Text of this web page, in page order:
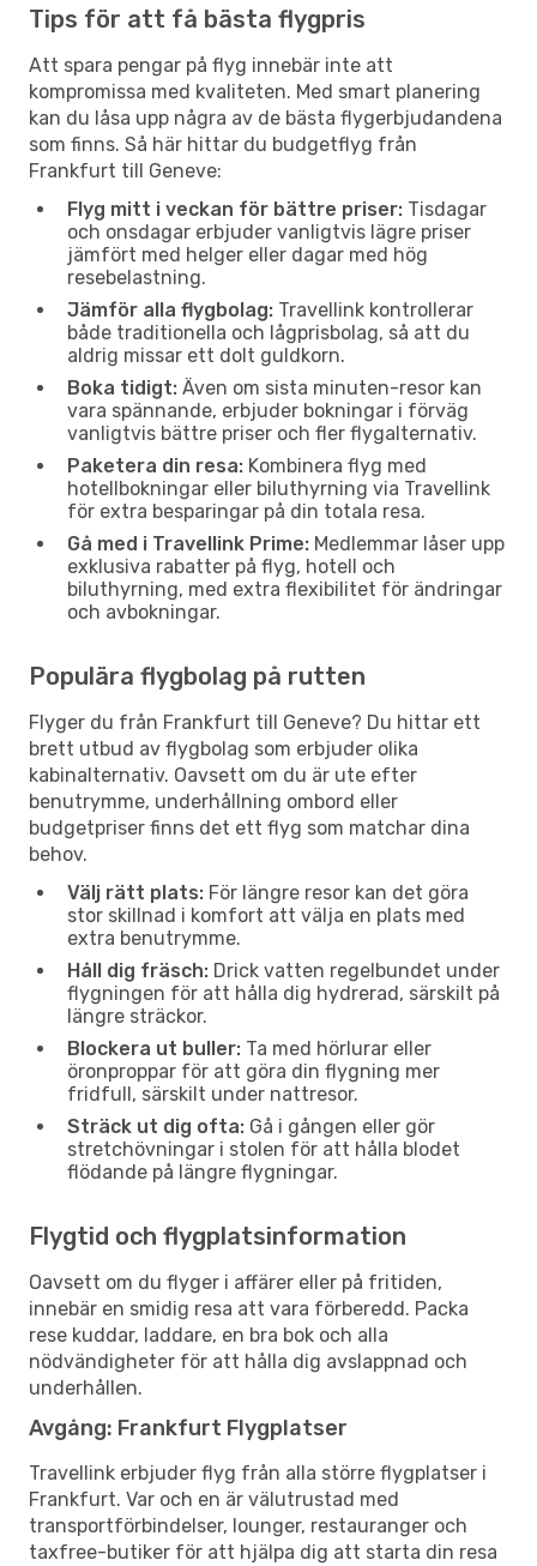
Tips för att få bästa flygpris
Att spara pengar på flyg innebär inte att
kompromissa med kvaliteten. Med smart planering
kan du låsa upp några av de bästa flygerbjudandena
som finns. Så här hittar du budgetflyg från
Frankfurt till Geneve:
Flyg mitt i veckan för bättre priser: Tisdagar
och onsdagar erbjuder vanligtvis lägre priser
jämfört med helger eller dagar med hög
resebelastning.
Jämför alla flygbolag: Travellink kontrollerar
både traditionella och lågprisbolag, så att du
aldrig missar ett dolt guldkorn.
Boka tidigt: Även om sista minuten-resor kan
vara spännande, erbjuder bokningar i förväg
vanligtvis bättre priser och fler flygalternativ.
Paketera din resa: Kombinera flyg med
hotellbokningar eller biluthyrning via Travellink
för extra besparingar på din totala resa.
Gå med i Travellink Prime: Medlemmar låser upp
exklusiva rabatter på flyg, hotell och
biluthyrning, med extra flexibilitet för ändringar
och avbokningar.
Populära flygbolag på rutten
Flyger du från Frankfurt till Geneve? Du hittar ett
brett utbud av flygbolag som erbjuder olika
kabinalternativ. Oavsett om du är ute efter
benutrymme, underhållning ombord eller
budgetpriser finns det ett flyg som matchar dina
behov.
Välj rätt plats: För längre resor kan det göra
stor skillnad i komfort att välja en plats med
extra benutrymme.
Håll dig fräsch: Drick vatten regelbundet under
flygningen för att hålla dig hydrerad, särskilt på
längre sträckor.
Blockera ut buller: Ta med hörlurar eller
öronproppar för att göra din flygning mer
fridfull, särskilt under nattresor.
Sträck ut dig ofta: Gå i gången eller gör
stretchövningar i stolen för att hålla blodet
flödande på längre flygningar.
Flygtid och flygplatsinformation
Oavsett om du flyger i affärer eller på fritiden,
innebär en smidig resa att vara förberedd. Packa
rese kuddar, laddare, en bra bok och alla
nödvändigheter för att hålla dig avslappnad och
underhållen.
Avgång: Frankfurt Flygplatser
Travellink erbjuder flyg från alla större flygplatser i
Frankfurt. Var och en är välutrustad med
transportförbindelser, lounger, restauranger och
taxfree-butiker för att hjälpa dig att starta din resa